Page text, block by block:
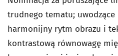
trudnego tematu;
harmonijny rytm obrazu i
kontrastową równowagę